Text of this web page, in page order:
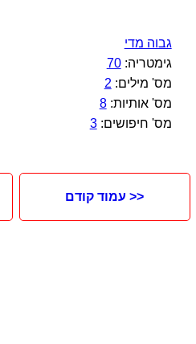
גבוה מדי
גימטריה:70
מס' מילים: 2
מס' אותיות:8
מס' חיפושים:3
<< עמוד קודם